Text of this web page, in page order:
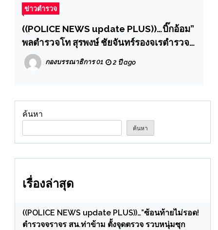
ข่าวตำรวจ
((POLICE NEWS update PLUS))…บิ๊กอ้อม”
พลตำรวจโท สุรพงษ์ ชัยจันทร์รองจเรตำรวจ
แห่งชาติ ออกตรวจตำรวจภูธรจังหวัด
นครปฐม
กองบรรณาธิการ 01 2 ปี ago
ค้นหา
ค้นหา
เรื่องล่าสุด
((POLICE NEWS update PLUS))…”ซ้อนท้ายไม่รอด!
ตำรวจจราจร สน.ท่าข้าม ตั้งจุดตรวจ รวบหนุ่มซุก